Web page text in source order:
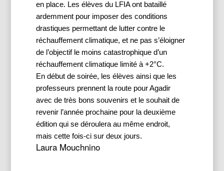
en place. Les élèves du LFIA ont bataillé
ardemment pour imposer des conditions
drastiques permettant de lutter contre le
réchauffement climatique, et ne pas s’éloigner
de l’objectif le moins catastrophique d’un
réchauffement climatique limité à +2°C.
En début de soirée, les élèves ainsi que les
professeurs prennent la route pour Agadir
avec de très bons souvenirs et le souhait de
revenir l’année prochaine pour la deuxième
édition qui se déroulera au même endroit,
mais cette fois-ci sur deux jours.
Laura Mouchnino